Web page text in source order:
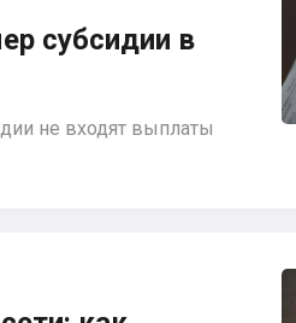
субсидии в
не входят выплаты